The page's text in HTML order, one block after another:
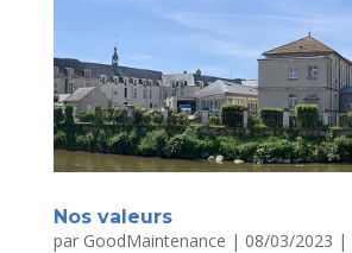
Nos valeurs
par GoodMaintenance | 08/03/2023 |